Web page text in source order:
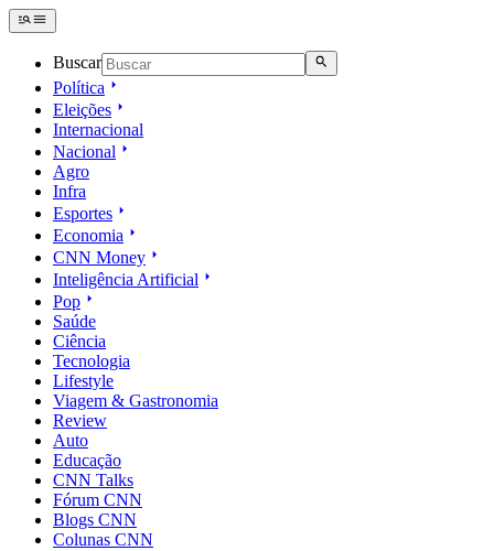
Buscar
Política
Eleições
Internacional
Nacional
Agro
Infra
Esportes
Economia
CNN Money
Inteligência Artificial
Pop
Saúde
Ciência
Tecnologia
Lifestyle
Viagem & Gastronomia
Review
Auto
Educação
CNN Talks
Fórum CNN
Blogs CNN
Colunas CNN